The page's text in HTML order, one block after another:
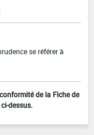
se référer à
de la Fiche de
dessus.